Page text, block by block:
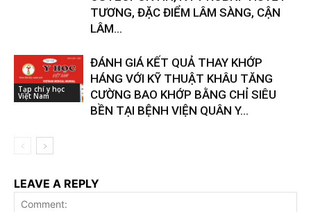
TƯƠNG, ĐẶC ĐIỂM LÂM SÀNG, CẬN
LÂM...
Tạp chí y học
Việt Nam
ĐÁNH GIÁ KẾT QUẢ THAY KHỚP
HÁNG VỚI KỸ THUẬT KHÂU TĂNG
CƯỜNG BAO KHỚP BẰNG CHỈ SIÊU
BỀN TẠI BỆNH VIỆN QUÂN Y...
LEAVE A REPLY